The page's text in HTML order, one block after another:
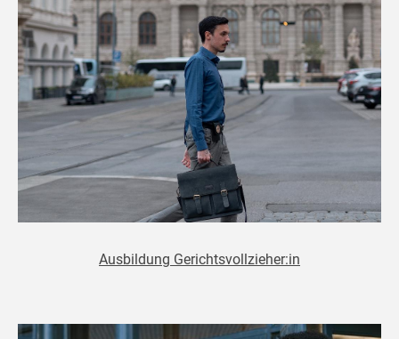
Ausbildung Gerichtsvollzieher:in